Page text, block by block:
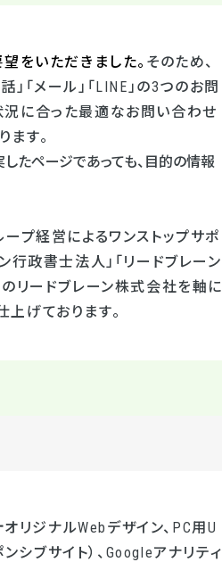
をいただきました。 そのため、
「メール」「LINE」の3つのお問
況に合った最適なお問い合わせ
す。
したページであっても、目的の情報
プ経営によるワンストップサポ
行政書士法人」「リードブレーン
リードブレーン株式会社を軸に
げております。
リジナルWebデザイン、PC用U
シブサイト）、Googleアナリティ